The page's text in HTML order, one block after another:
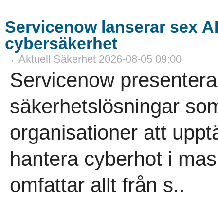
Servicenow lanserar sex
cybersäkerhet
→ Aktuell Säkerhet 2026-08-05 09:00
Servicenow
säkerhetslösningar
organisationer att
hantera cyberhot i
omfattar allt från s..